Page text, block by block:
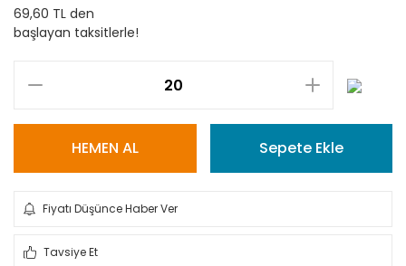
69,60 TL den
başlayan taksitlerle!
HEMEN AL Sepete Ekle
Fiyatı Düşünce Haber Ver
Tavsiye Et